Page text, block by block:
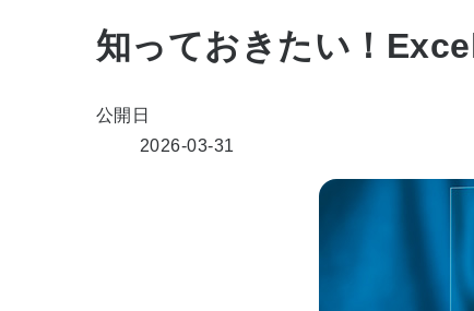
知っておきたい！
公開日
2026-03-31